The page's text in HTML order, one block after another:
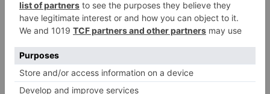
1
Barrio (PSOE) denuncia que la
apertura del Castillo responde a
“una foto” y no a la culminación
del proyecto
2
El poblado de El Encuentro de
Burgos a punto de culminar su